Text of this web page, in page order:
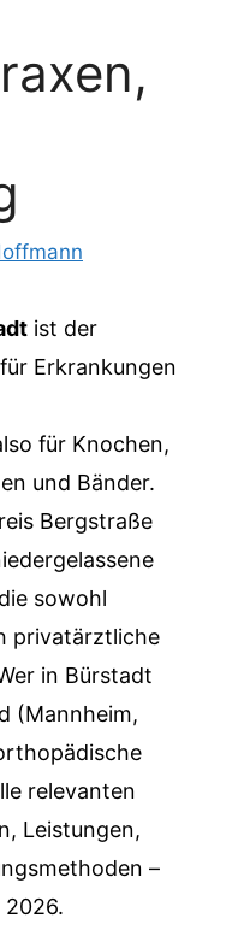
ist der
Erkrankungen
für Knochen,
und Bänder.
Bergstraße
sowohl
privatärztliche
in Bürstadt
(Mannheim,
relevanten
Leistungen,
–